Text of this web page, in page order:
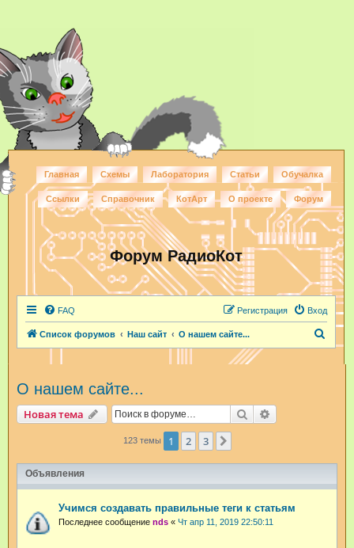
Главная Схемы Лаборатория Статьи Обучалка
Ссылки Справочник КотАрт О проекте Форум
Форум РадиоКот
FAQ Вход
Регистрация
Список форумов Наш сайт О нашем сайте...
О нашем сайте...
Новая тема Поиск
123 темы 1 2 3
Объявления
Учимся создавать правильные теги к статьям
Последнее сообщение nds « Чт апр 11, 2019 22:50:11